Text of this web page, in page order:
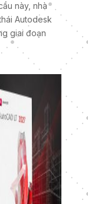
này, nhà
Autodesk
giai đoạn